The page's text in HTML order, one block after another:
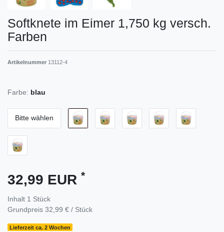
Softknete im Eimer 1,750 kg versch.
Farben
Artikelnummer 13112-4
Farbe: blau
Bitte wählen
32,99 EUR *
Inhalt 1 Stück
Grundpreis 32,99 € / Stück
Lieferzeit ca. 2 Wochen